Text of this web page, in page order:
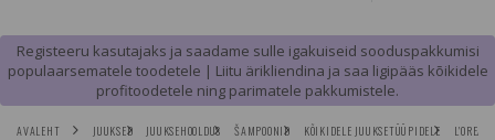
Registeeru kasutajaks ja saadame sulle igakuiseid sooduspakkumisi
populaarsematele toodetele | Liitu ärikliendina ja saa ligipääs kõikidele
profitoodetele ning parimatele pakkumistele.
AVALEHT JUUKSED JUUKSEHOOLDUS ŠAMPOONID KÕIKIDELE JUUKSETÜÜPIDELE